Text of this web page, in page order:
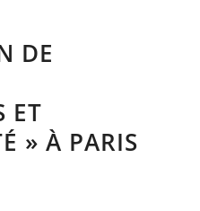
DE
ET
» À PARIS